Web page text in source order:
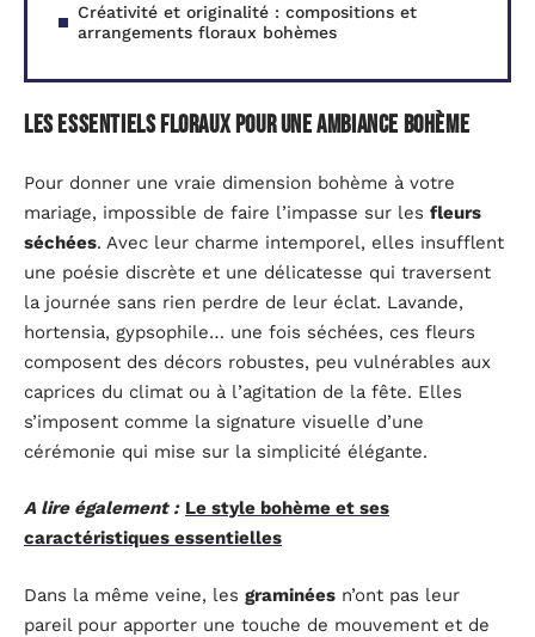
Créativité et originalité : compositions et
arrangements floraux bohèmes
Les essentiels floraux pour une ambiance bohème
Pour donner une vraie dimension bohème à votre
mariage, impossible de faire l’impasse sur les fleurs
séchées. Avec leur charme intemporel, elles insufflent
une poésie discrète et une délicatesse qui traversent
la journée sans rien perdre de leur éclat. Lavande,
hortensia, gypsophile… une fois séchées, ces fleurs
composent des décors robustes, peu vulnérables aux
caprices du climat ou à l’agitation de la fête. Elles
s’imposent comme la signature visuelle d’une
cérémonie qui mise sur la simplicité élégante.
A lire également : Le style bohème et ses
caractéristiques essentielles
Dans la même veine, les graminées n’ont pas leur
pareil pour apporter une touche de mouvement et de